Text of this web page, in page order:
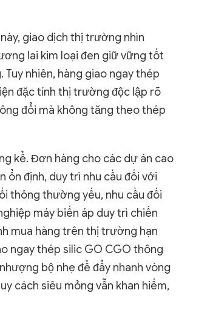
giao dịch thị trường nhìn
lai kim loại đen giữ vững tốt
nhiên, hàng giao ngay thép
đặc tính thị trường độc lập rõ
đổi mà không tăng theo thép
kể. Đơn hàng cho các dự án cao
định, duy trì nhu cầu đối với
thông thường yếu, nhu cầu đối
máy biến áp duy trì chiến
mua hàng trên thị trường hạn
ngay thép silic GO CGO thông
bộ nhẹ để đẩy nhanh vòng
cách siêu mỏng vẫn khan hiếm,